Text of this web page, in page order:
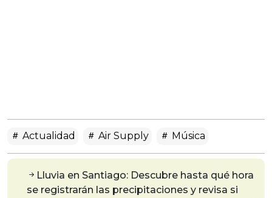
Actualidad Air Supply Música
Lluvia en Santiago: Descubre hasta qué hora
se registrarán las precipitaciones y revisa si